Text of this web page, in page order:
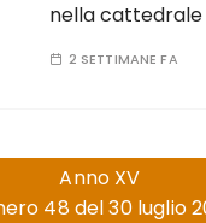
nella cattedrale
2 SETTIMANE FA
Anno XV
48 del 30 luglio